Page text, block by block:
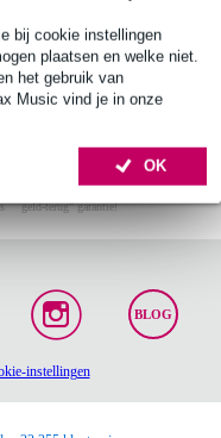
bij cookie instellingen
plaatsen en welke niet.
het gebruik van
Music vind je in onze
OK
geld-terug" garantie!
BLOG
instellingen